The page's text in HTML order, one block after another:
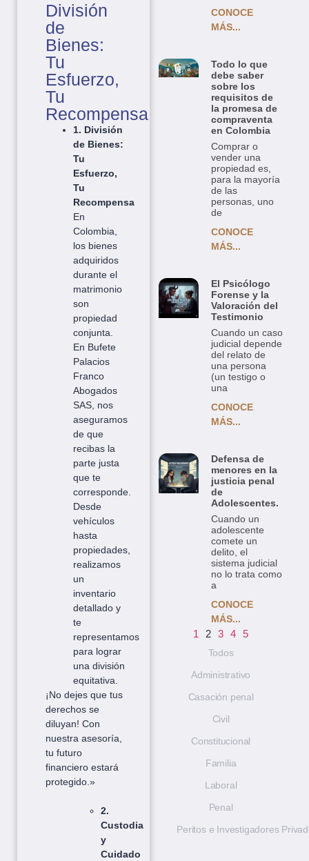
División
de
Bienes:
Tu
Esfuerzo,
Tu
Recompensa
1. División
de Bienes:
Tu
Esfuerzo,
Tu
Recompensa
En
Colombia,
los bienes
adquiridos
durante el
matrimonio
son
propiedad
conjunta.
En Bufete
Palacios
Franco
Abogados
SAS, nos
aseguramos
de que
recibas la
parte justa
que te
corresponde.
Desde
vehículos
hasta
propiedades,
realizamos
un
inventario
detallado y
te
representamos
para lograr
una división
equitativa.
¡No dejes que tus
derechos se
diluyan! Con
nuestra asesoría,
tu futuro
financiero estará
protegido.»
2.
Custodia
y
Cuidado
CONOCE
MÁS...
Todo lo que
debe saber
sobre los
requisitos de
la promesa de
compraventa
en Colombia
Comprar o
vender una
propiedad es,
para la mayoría
de las
personas, uno
de
CONOCE
MÁS...
El Psicólogo
Forense y la
Valoración del
Testimonio
Cuando un caso
judicial depende
del relato de
una persona
(un testigo o
una
CONOCE
MÁS...
Defensa de
menores en la
justicia penal
de
Adolescentes.
Cuando un
adolescente
comete un
delito, el
sistema judicial
no lo trata como
a
CONOCE
MÁS...
1 2 3 4 5
Todos
Administrativo
Casación penal
Civil
Constitucional
Familia
Laboral
Penal
Peritos e Investigadores